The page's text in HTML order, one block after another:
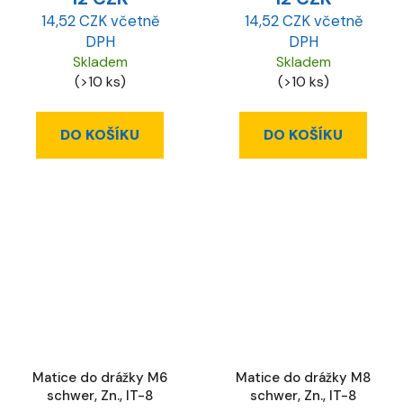
14,52 CZK včetně
DPH
Skladem
(>10 ks)
DO KOŠÍKU
14,52 CZK včetně
DPH
Skladem
(>10 ks)
DO KOŠÍKU
Matice do drážky M6
schwer, Zn., IT-8
Matice do drážky M8
schwer, Zn., IT-8